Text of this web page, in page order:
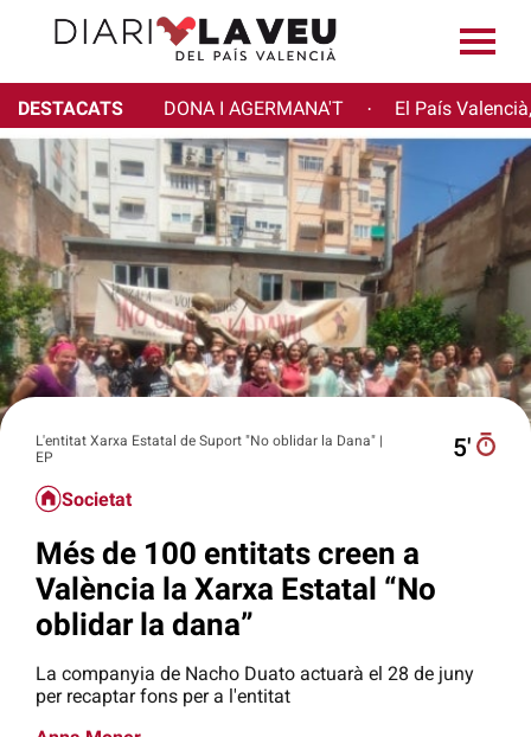
DESTACATS DONA I AGERMANA'T · El País
L'entitat Xarxa Estatal de Suport "No oblidar la Dana" |
EP
5′
Societat
Més de 100 entitats creen a
València la Xarxa Estatal “No
oblidar la dana”
La companyia de Nacho Duato actuarà el 28 de juny
per recaptar fons per a l'entitat